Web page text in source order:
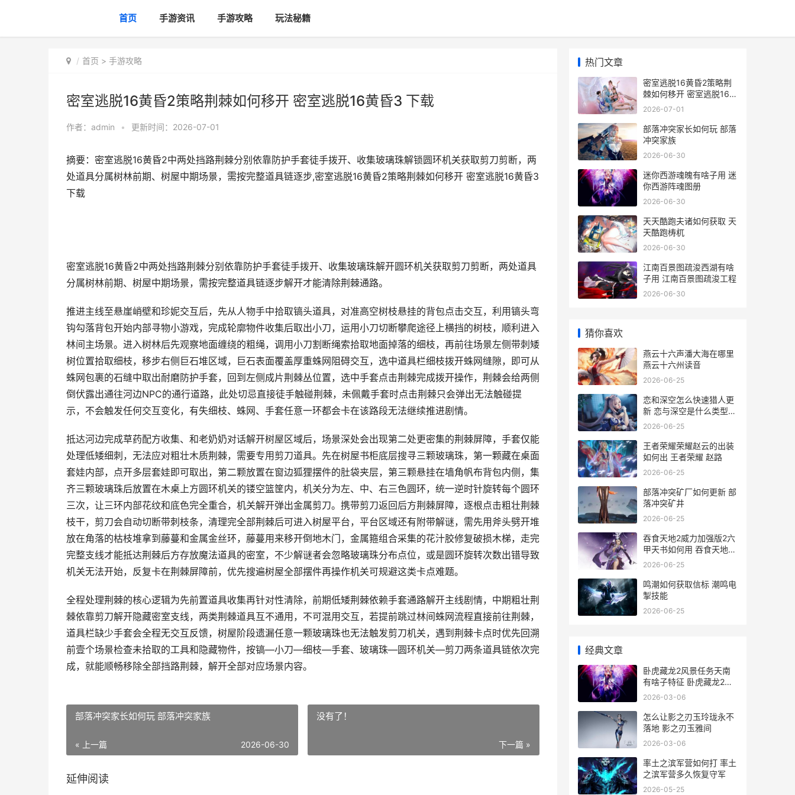
首页 手游资讯 手游攻略 玩法秘籍
首页 > 手游攻略
密室逃脱16黄昏2策略荆棘如何移开 密室逃脱16黄昏3 下载
作者： admin • 更新时间：2026-07-01
摘要：密室逃脱16黄昏2中两处挡路荆棘分别依靠防护手套徒手拨开、收集玻璃珠解锁圆环机关获取剪刀剪断，两
处道具分属树林前期、树屋中期场景，需按完整道具链逐步,密室逃脱16黄昏2策略荆棘如何移开 密室逃脱16黄昏3
下载
密室逃脱16黄昏2中两处挡路荆棘分别依靠防护手套徒手拨开、收集玻璃珠解开圆环机关获取剪刀剪断，两处道具
分属树林前期、树屋中期场景，需按完整道具链逐步解开才能清除荆棘通路。
推进主线至悬崖峭壁和珍妮交互后，先从人物手中拾取镐头道具，对准高空树枝悬挂的背包点击交互，利用镐头弯
钩勾落背包开始内部寻物小游戏，完成轮廓物件收集后取出小刀，运用小刀切断攀爬途径上横挡的树枝，顺利进入
林间主场景。进入树林后先观察地面缠绕的粗绳，调用小刀割断绳索拾取地面掉落的细枝，再前往场景左侧带刺矮
树位置拾取细枝，移步右侧巨石堆区域，巨石表面覆盖厚重蛛网阻碍交互，选中道具栏细枝拨开蛛网缝隙，即可从
蛛网包裹的石缝中取出耐磨防护手套，回到左侧成片荆棘丛位置，选中手套点击荆棘完成拨开操作，荆棘会给两侧
倒伏露出通往河边NPC的通行道路，此处切忌直接徒手触碰荆棘，未佩戴手套时点击荆棘只会弹出无法触碰提
示，不会触发任何交互变化，有失细枝、蛛网、手套任意一环都会卡在该路段无法继续推进剧情。
抵达河边完成草药配方收集、和老奶奶对话解开树屋区域后，场景深处会出现第二处更密集的荆棘屏障，手套仅能
处理低矮细刺，无法应对粗壮木质荆棘，需要专用剪刀道具。先在树屋书柜底层搜寻三颗玻璃珠，第一颗藏在桌面
套娃内部，点开多层套娃即可取出，第二颗放置在窗边狐狸摆件的肚袋夹层，第三颗悬挂在墙角帆布背包内侧，集
齐三颗玻璃珠后放置在木桌上方圆环机关的镂空篮筐内，机关分为左、中、右三色圆环，统一逆时针旋转每个圆环
三次，让三环内部花纹和底色完全重合，机关解开弹出金属剪刀。携带剪刀返回后方荆棘屏障，逐根点击粗壮荆棘
枝干，剪刀会自动切断带刺枝条，清理完全部荆棘后可进入树屋平台，平台区域还有附带解谜，需先用斧头劈开堆
放在角落的枯枝堆拿到藤蔓和金属金丝环，藤蔓用来移开倒地木门，金属箍组合采集的花汁胶修复破损木梯，走完
完整支线才能抵达荆棘后方存放魔法道具的密室，不少解谜者会忽略玻璃珠分布点位，或是圆环旋转次数出错导致
机关无法开始，反复卡在荆棘屏障前，优先搜遍树屋全部摆件再操作机关可规避这类卡点难题。
全程处理荆棘的核心逻辑为先前置道具收集再针对性清除，前期低矮荆棘依赖手套通路解开主线剧情，中期粗壮荆
棘依靠剪刀解开隐藏密室支线，两类荆棘道具互不通用，不可混用交互，若提前跳过林间蛛网流程直接前往荆棘，
道具栏缺少手套会全程无交互反馈，树屋阶段遗漏任意一颗玻璃珠也无法触发剪刀机关，遇到荆棘卡点时优先回溯
前壹个场景检查未拾取的工具和隐藏物件，按镐—小刀—细枝—手套、玻璃珠—圆环机关—剪刀两条道具链依次完
成，就能顺畅移除全部挡路荆棘，解开全部对应场景内容。
部落冲突家长如何玩 部落冲突家族
« 上一篇 2026-06-30
没有了！
下一篇 »
延伸阅读
热门文章
密室逃脱16黄昏2策略荆
棘如何移开 密室逃脱16黄
昏3 下载
2026-07-01
部落冲突家长如何玩 部落
冲突家族
2026-06-30
迷你西游魂魄有啥子用 迷
你西游阵魂图册
2026-06-30
天天酷跑夫诸如何获取 天
天酷跑梼杌
2026-06-30
江南百景图疏浚西湖有啥
子用 江南百景图疏浚工程
2026-06-30
猜你喜欢
燕云十六声潘大海在哪里
燕云十六州读音
2026-06-25
恋和深空怎么快速猎人更
新 恋与深空是什么类型游
戏
2026-06-25
王者荣耀荣耀赵云的出装
如何出 王者荣耀 赵路
2026-06-25
部落冲突矿厂如何更新 部
落冲突矿井
2026-06-25
吞食天地2威力加强版2六
甲天书如何用 吞食天地2
威力加强版
2026-06-25
鸣潮如何获取信标 潮鸣电
掣技能
2026-06-25
经典文章
卧虎藏龙2风景任务天南
有啥子特征 卧虎藏龙2解
说
2026-03-06
怎么让影之刃玉玲珑永不
落地 影之刃玉雅间
2026-03-06
率土之滨军营如何打 率土
之滨军营多久恢复守军
2026-05-25